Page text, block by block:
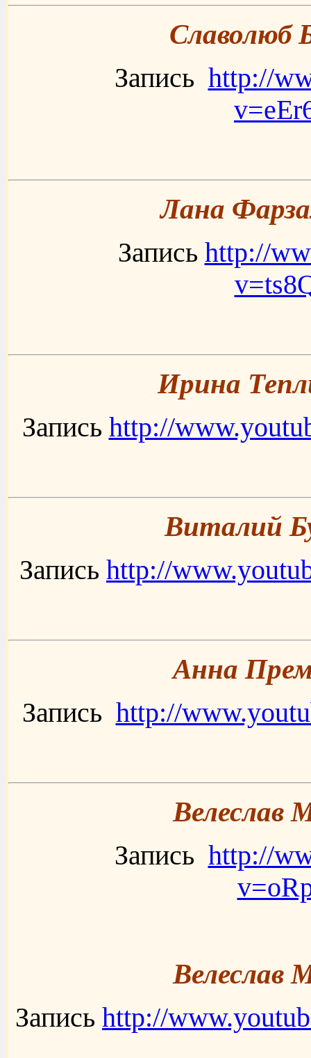
Славолюб
Запись http://
Лана
Запись http://
Ирина
Запись http://
Виталий
Запись http://
Анна
Запись http://
Велеслав
Запись http://
Велеслав
Запись http://